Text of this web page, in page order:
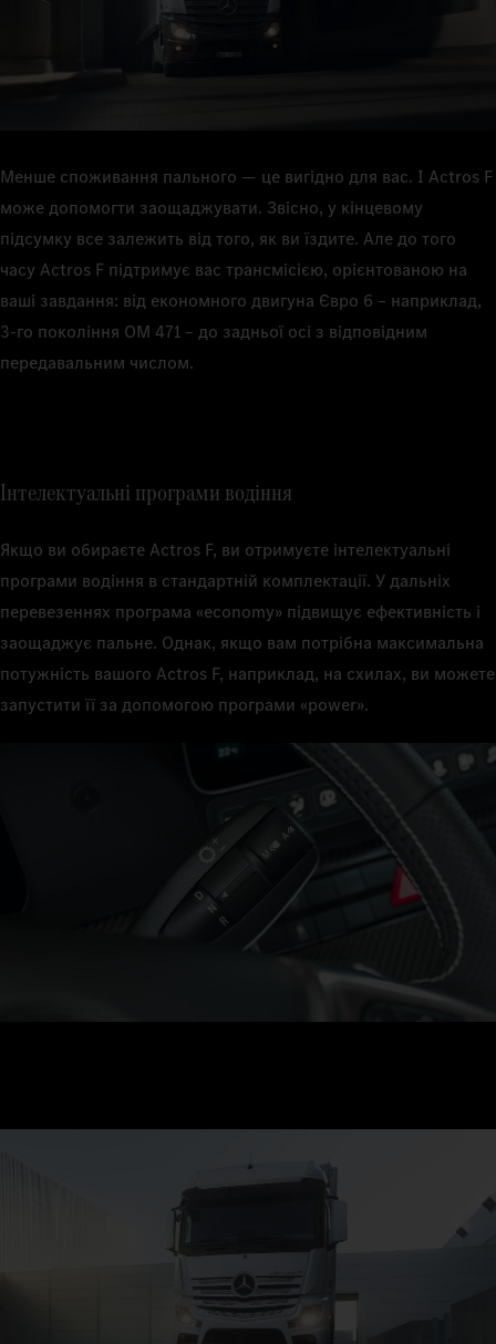
безліч додаткових функцій, таких як сидіння з клімат-
контролем або Multimedia Cockpit, interactive.
Powertrain Control може зменшити витрату пального на 5
. Як на автомагістралі, так і на шосе.
Менше споживання пального — це вигідно для вас. І Actros F
може допомогти заощаджувати. Звісно, у кінцевому
підсумку все залежить від того, як ви їздите. Але до того
часу Actros F підтримує вас трансмісією, орієнтованою на
ваші завдання: від економного двигуна Євро 6 – наприклад,
3-го покоління OM 471 – до задньої осі з відповідним
передавальним числом.
Інтелектуальні програми водіння
Якщо ви обираєте Actros F, ви отримуєте інтелектуальні
програми водіння в стандартній комплектації. У дальніх
перевезеннях програма «economy» підвищує ефективність і
заощаджує пальне. Однак, якщо вам потрібна максимальна
потужність вашого Actros F, наприклад, на схилах, ви можете
запустити її за допомогою програми «power».